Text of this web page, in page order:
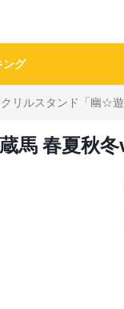
ング
リルスタンド「幽☆
春夏秋冬